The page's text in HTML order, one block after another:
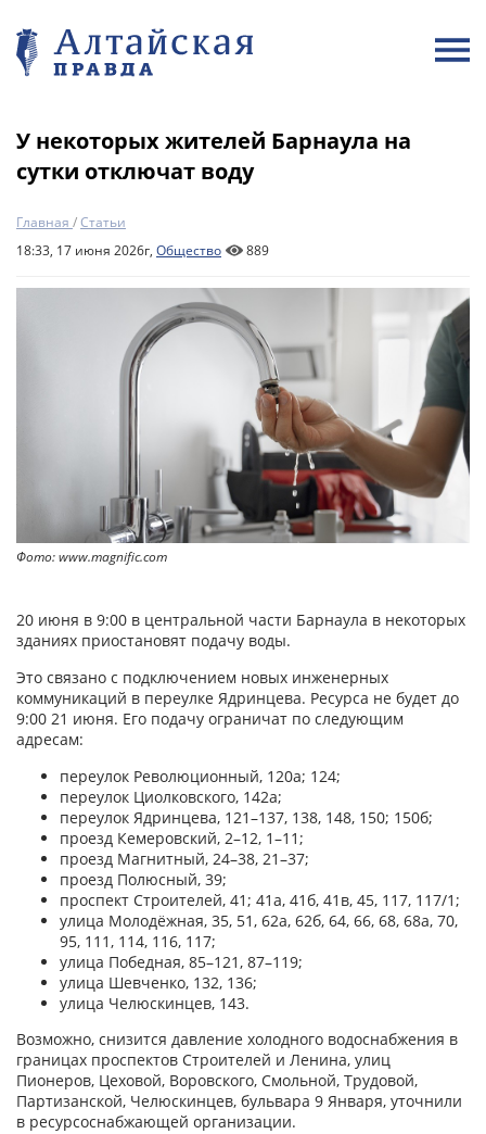
У некоторых жителей Барнаула на
сутки отключат воду
Главная /Статьи
18:33, 17 июня 2026г, Общество 889
Фото: www.magnific.com
20 июня в 9:00 в центральной части Барнаула в некоторых
зданиях приостановят подачу воды.
Это связано с подключением новых инженерных
коммуникаций в переулке Ядринцева. Ресурса не будет до
9:00 21 июня. Его подачу ограничат по следующим
адресам:
переулок Революционный, 120а; 124;
переулок Циолковского, 142а;
переулок Ядринцева, 121–137, 138, 148, 150; 150б;
проезд Кемеровский, 2–12, 1–11;
проезд Магнитный, 24–38, 21–37;
проезд Полюсный, 39;
проспект Строителей, 41; 41а, 41б, 41в, 45, 117, 117/1;
улица Молодёжная, 35, 51, 62а, 62б, 64, 66, 68, 68а, 70,
95, 111, 114, 116, 117;
улица Победная, 85–121, 87–119;
улица Шевченко, 132, 136;
улица Челюскинцев, 143.
Возможно, снизится давление холодного водоснабжения в
границах проспектов Строителей и Ленина, улиц
Пионеров, Цеховой, Воровского, Смольной, Трудовой,
Партизанской, Челюскинцев, бульвара 9 Января, уточнили
в ресурсоснабжающей организации.